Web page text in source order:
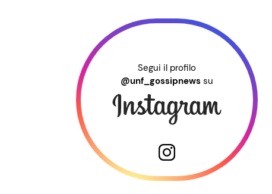
Segui il profilo
@unf_gossipnews su